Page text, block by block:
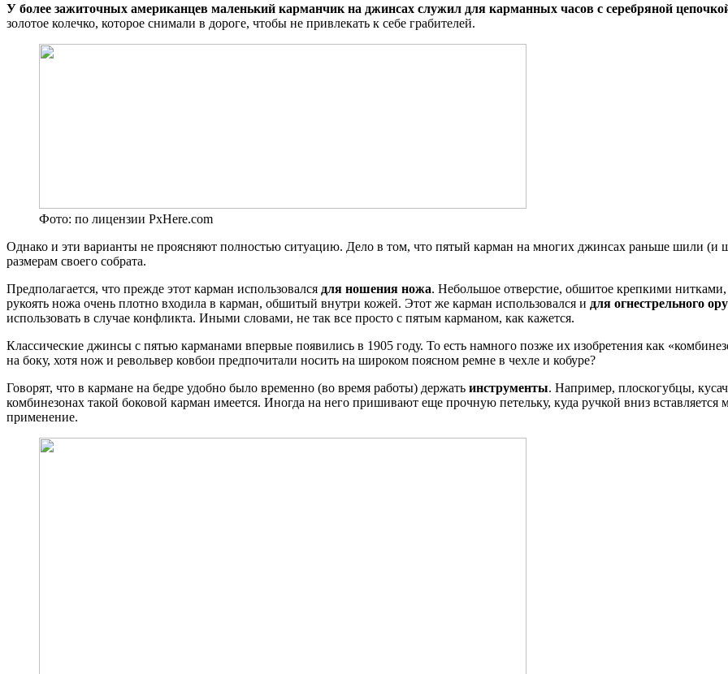
У более зажиточных американцев маленький карманчик на джинсах служил для карманных часов с серебряной
золотое колечко, которое снимали в дороге, чтобы не привлекать к себе грабителей.
Фото: по лицензии PxHere.com
Однако и эти варианты не проясняют полностью ситуацию. Дело в том, что пятый карман на многих джинсах раньше шили (и
размерам своего собрата.
Предполагается, что прежде этот карман использовался для ношения ножа. Небольшое отверстие, обшитое крепкими
рукоять ножа очень плотно входила в карман, обшитый внутри кожей. Этот же карман использовался и для огнестрельного
использовать в случае конфликта. Иными словами, не так все просто с пятым карманом, как кажется.
Классические джинсы с пятью карманами впервые появились в 1905 году. То есть намного позже их изобретения как
на боку, хотя нож и револьвер ковбои предпочитали носить на широком поясном ремне в чехле и кобуре?
Говорят, что в кармане на бедре удобно было временно (во время работы) держать инструменты. Например, плоскогубцы,
комбинезонах такой боковой карман имеется. Иногда на него пришивают еще прочную петельку, куда ручкой вниз
применение.